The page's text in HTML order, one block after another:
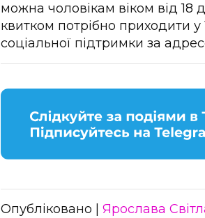
можна чоловікам віком від 18
квитком потрібно приходити
соціальної підтримки за
Опубліковано | Ярослава